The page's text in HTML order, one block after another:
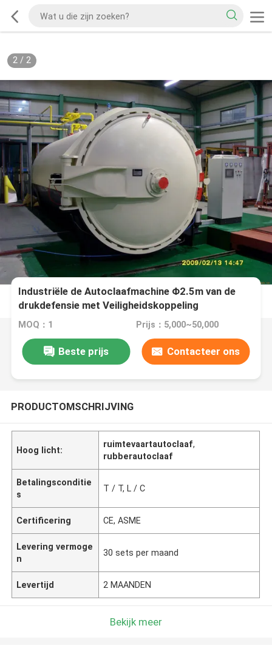
2/ 2
Industriële de Autoclaafmachine Φ2.5m van de
drukdefensie met Veiligheidskoppeling
MOQ：1 Prijs：5,000~50,000
Beste prijs Contacteer ons
PRODUCTOMSCHRIJVING
Hoog licht:
ruimtevaartautoclaaf,
rubberautoclaaf
Betalingsconditie
s
T / T, L / C
Certificering CE, ASME
Levering vermoge
n
30 sets per maand
Levertijd 2 MAANDEN
Bekijk meer